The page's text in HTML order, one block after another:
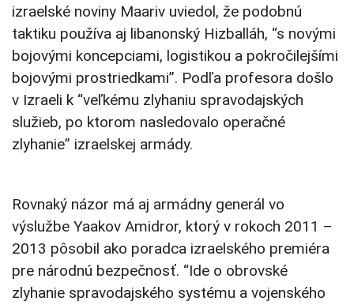
izraelské noviny Maariv uviedol, že podobnú
taktiku používa aj libanonský Hizballáh, “s novými
bojovými koncepciami, logistikou a pokročilejšími
bojovými prostriedkami”. Podľa profesora došlo
v Izraeli k “veľkému zlyhaniu spravodajských
služieb, po ktorom nasledovalo operačné
zlyhanie” izraelskej armády.
Rovnaký názor má aj armádny generál vo
výslužbe Yaakov Amidror, ktorý v rokoch 2011 –
2013 pôsobil ako poradca izraelského premiéra
pre národnú bezpečnosť. “Ide o obrovské
zlyhanie spravodajského systému a vojenského